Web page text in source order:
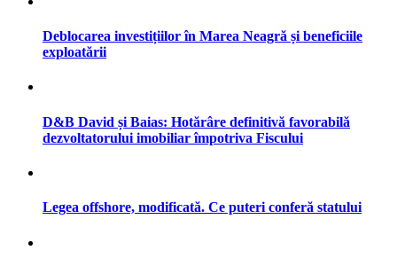
Deblocarea investițiilor în Marea Neagră și beneficiile
exploatării
D&B David și Baias: Hotărâre definitivă favorabilă
dezvoltatorului imobiliar împotriva Fiscului
Legea offshore, modificată. Ce puteri conferă statului